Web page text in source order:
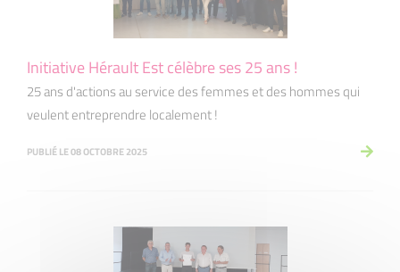
Initiative Hérault Est célèbre ses 25 ans !
25 ans d'actions au service des femmes et des hommes qui
veulent entreprendre localement !
PUBLIÉ LE 08 OCTOBRE 2025